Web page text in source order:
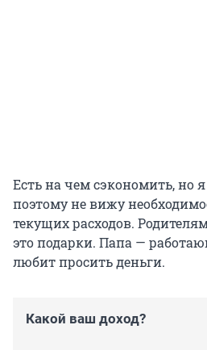
Есть на чем сэкономить, но
поэтому не вижу
текущих расходов.
это подарки. Папа —
любит просить деньги.
Какой ваш доход?